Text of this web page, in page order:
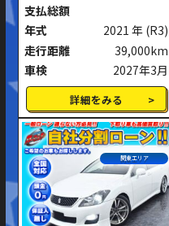
支払総額
年式
2021 年 (R3)
走行距離
39,000km
車検
2027年3月
詳細をみる
関東エリア